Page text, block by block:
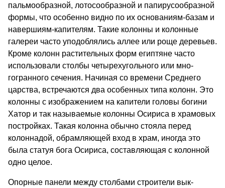
пальмообразной, лотосообразной и папирусообразной
фор­мы, что особенно видно по их основаниям-базам и
навершиям-капителям. Такие колонны и колонные
галереи часто уподоблялись аллее или роще деревь­ев.
Кроме колонн растительных форм египтяне час­то
использовали столбы четырехугольного или мно­
гогранного сечения. Начиная со времени Среднего
царства, встречаются два особенных типа колонн. Это
колонны с изображением на капители головы богини
Хатор и так называемые колонны Осириса в храмовых
постройках. Такая колонна обычно стояла перед
колоннадой, обрамляющей вход в храм, иногда это
была статуя бога Осириса, составляющая с колонной
одно целое.
Опорные панели между столбами строители вык­